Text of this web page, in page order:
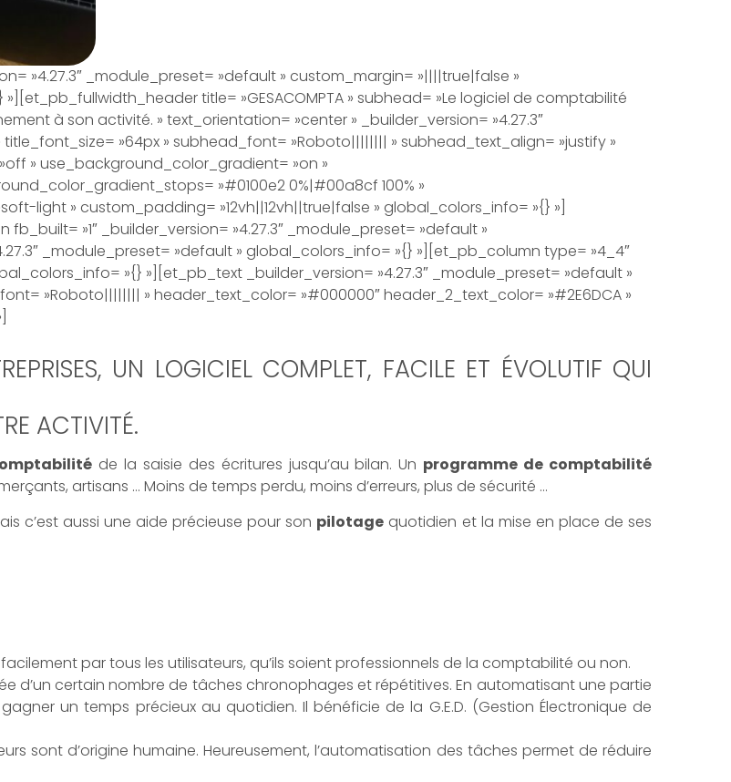
»4.27.3″ _module_preset= »default » custom_margin= »||||true|false »
title= »GESACOMPTA » subhead= »Le logiciel de comptabilité
à son activité. » text_orientation= »center » _builder_version= »4.27.3″
»64px » subhead_font= »Roboto|||||||| » subhead_text_align= »justify »
» use_background_color_gradient= »on »
»#0100e2 0%|#00a8cf 100% »
light » custom_padding= »12vh||12vh||true|false » global_colors_info= »{} »]
»1″ _builder_version= »4.27.3″ _module_preset= »default »
_module_preset= »default » global_colors_info= »{} »][et_pb_column type= »4_4″
»{} »][et_pb_text _builder_version= »4.27.3″ _module_preset= »default »
»Roboto|||||||| » header_text_color= »#000000″ header_2_text_color= »#2E6DCA »
UN LOGICIEL COMPLET, FACILE ET ÉVOLUTIF QUI
ACTIVITÉ.
de la saisie des écritures jusqu’au bilan. Un programme de comptabilité
artisans … Moins de temps perdu, moins d’erreurs, plus de sécurité …
c’est aussi une aide précieuse pour son pilotage quotidien et la mise en place de ses
par tous les utilisateurs, qu’ils soient professionnels de la comptabilité ou non.
d’un certain nombre de tâches chronophages et répétitives. En automatisant une partie
un temps précieux au quotidien. Il bénéficie de la G.E.D. (Gestion Électronique de
sont d’origine humaine. Heureusement, l’automatisation des tâches permet de réduire